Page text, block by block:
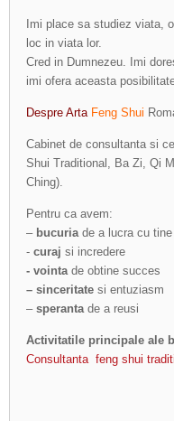
Imi place sa studiez viata,
loc in viata lor.
Cred in Dumnezeu. Imi
imi ofera aceasta
Despre Arta Feng Shui
Cabinet de consultanta si
Shui Traditional, Ba Zi, Qi
Ching).
Pentru ca avem:
– bucuriade a lucra cu tine
- curaj si incredere
- vointa de obtine succes
– sinceritate si entuziasm
– speranta de a reusi
Activitatile principale ale
Consultanta feng shui